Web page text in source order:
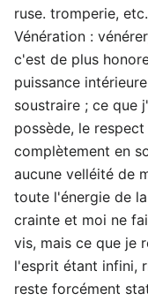
ruse. tromperie,
Vénération :
c'est de plus
puissance
soustraire ; ce que
possède, le
complètement en
aucune velléité de
toute l'énergie de
crainte et moi ne
vis, mais ce que je
l'esprit étant infini,
reste forcément